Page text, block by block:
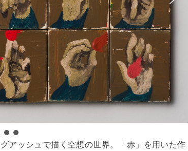
アッシュで描く空想の世界。「赤」を用いた作